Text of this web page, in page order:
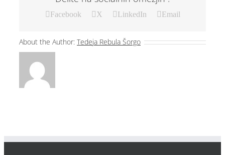
Facebook X LinkedIn Email
About the Author: Tedeja Rebula Šorgo